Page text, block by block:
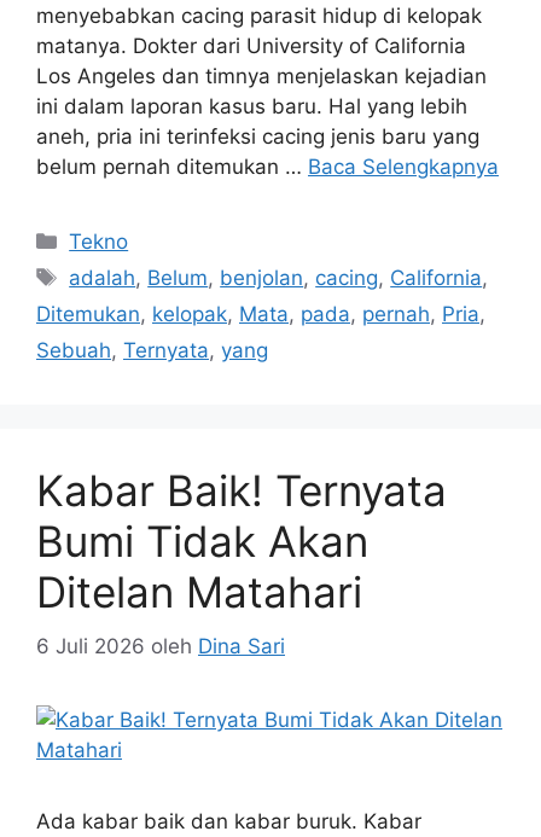
menyebabkan cacing parasit hidup di kelopak
matanya. Dokter dari University of California
Los Angeles dan timnya menjelaskan kejadian
ini dalam laporan kasus baru. Hal yang lebih
aneh, pria ini terinfeksi cacing jenis baru yang
belum pernah ditemukan … Baca Selengkapnya
Kategori
Tekno
Tag
adalah, Belum, benjolan, cacing, California,
Ditemukan, kelopak, Mata, pada, pernah, Pria,
Sebuah, Ternyata, yang
Kabar Baik! Ternyata
Bumi Tidak Akan
Ditelan Matahari
6 Juli 2026 oleh Dina Sari
Ada kabar baik dan kabar buruk. Kabar